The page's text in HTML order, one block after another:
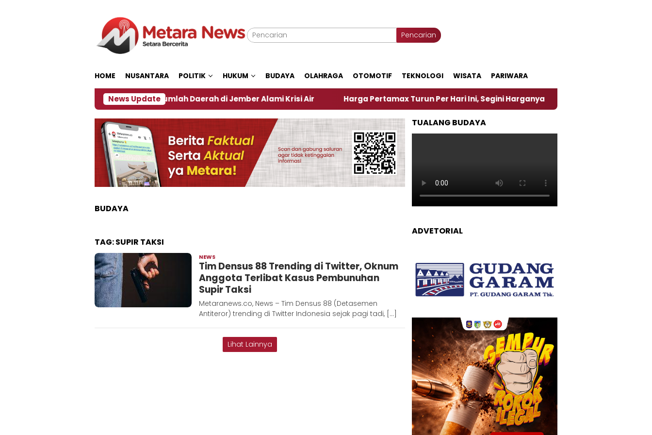
Pencarian
HOME NUSANTARA POLITIK HUKUM BUDAYA OLAHRAGA OTOMOTIF TEKNOLOGI WISATA PARIWARA
News Update
Dampak El Nino, Sejumlah Daerah di Jember Alami Krisi Air Harga Pertamax Turun Per Hari Ini, Segini Harganya ‎Nasirun Maestro Lukis
BUDAYA
TAG:SUPIR TAKSI
NEWS
Metara
Tim Densus 88 Trending di Twitter, Oknum
Anggota Terlibat Kasus Pembunuhan
Supir Taksi
Metaranews.co, News – Tim Densus 88 (Detasemen
Antiteror) trending di Twitter Indonesia sejak pagi tadi, […]
Lihat Lainnya
TUALANG BUDAYA
ADVETORIAL